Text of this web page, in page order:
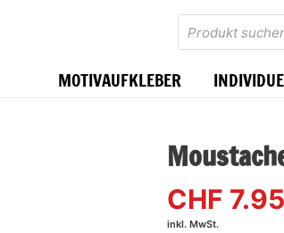
Products
search
MOTIVAUFKLEBER
CHF 7.95
inkl. MwSt.